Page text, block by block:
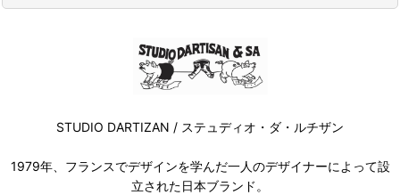
STUDIO DARTIZAN / ステュディオ・ダ・ルチザン
1979年、フランスでデザインを学んだ一人のデザイナーによって設
立された日本ブランド。